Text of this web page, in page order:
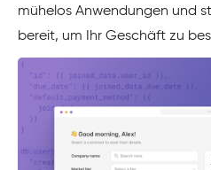
mühelos Anwendungen und
bereit, um Ihr Geschäft zu